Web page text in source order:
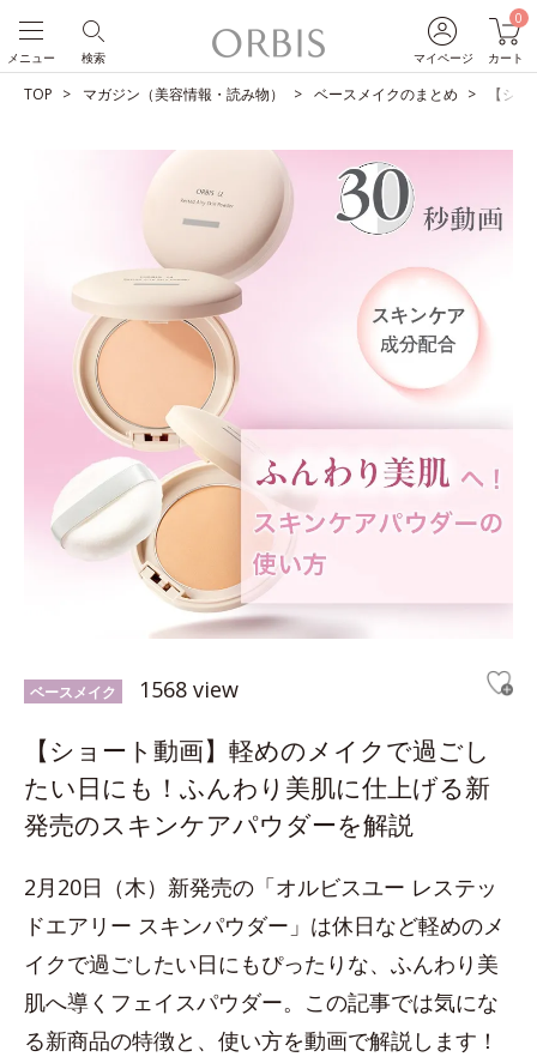
マイページ
0
カート
検索
メニュー
TOP マガジン（美容情報・読み物） ベースメイクのまとめ 【シ
ベースメイク 1568 view
【ショート動画】軽めのメイクで過ごし
たい日にも！ふんわり美肌に仕上げる新
発売のスキンケアパウダーを解説
2月20日（木）新発売の「オルビスユー レステッ
ドエアリー スキンパウダー」は休日など軽めのメ
イクで過ごしたい日にもぴったりな、ふんわり美
肌へ導くフェイスパウダー。この記事では気にな
る新商品の特徴と、使い方を動画で解説します！